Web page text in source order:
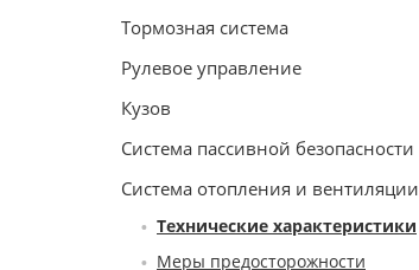
Тормозная система
Рулевое управление
Кузов
Система пассивной безопасности
Система отопления и вентиляции
Технические характеристики
Меры предосторожности